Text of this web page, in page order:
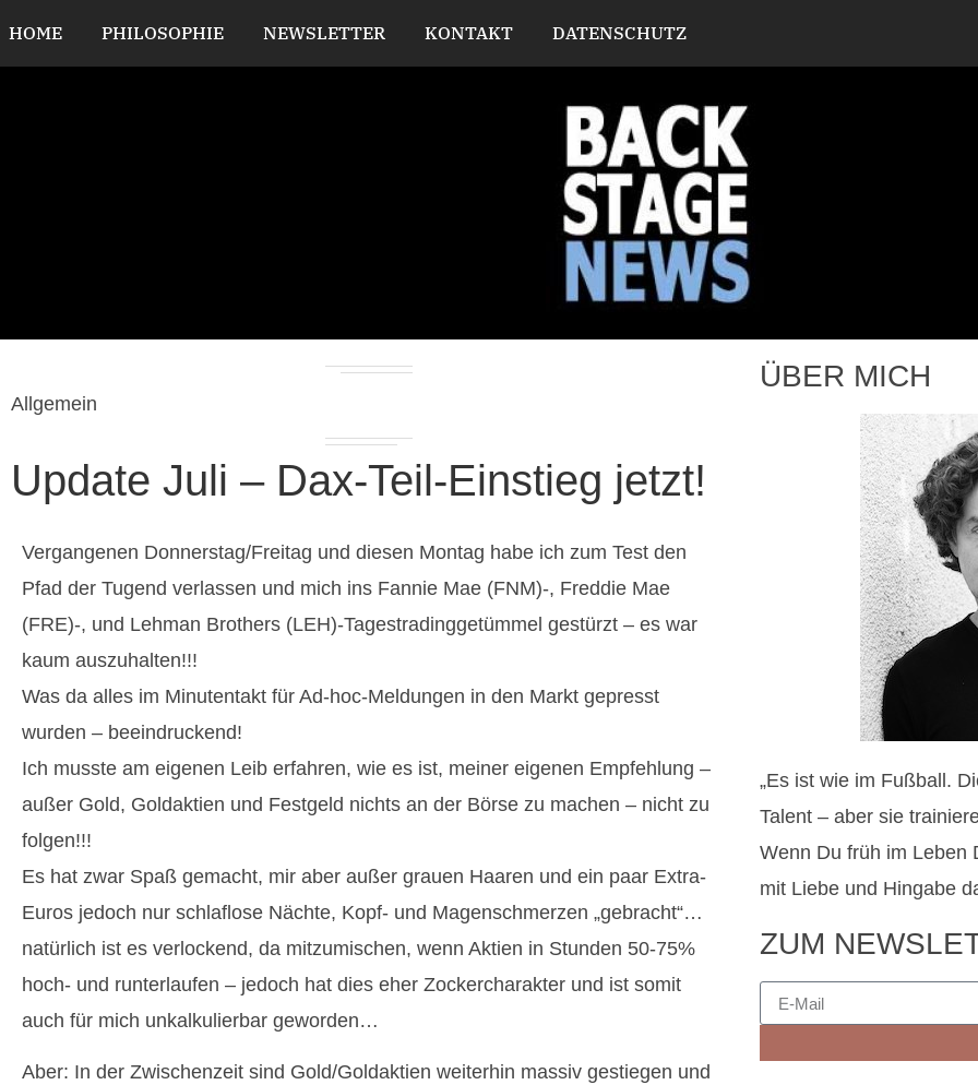
HOME PHILOSOPHIE NEWSLETTER KONTAKT DATENSCHUTZ
Allgemein
Update Juli – Dax-Teil-Einstieg jetzt!
Vergangenen Donnerstag/Freitag und diesen Montag habe ich zum Test den
Pfad der Tugend verlassen und mich ins Fannie Mae (FNM)-, Freddie Mae
(FRE)-, und Lehman Brothers (LEH)-Tagestradinggetümmel gestürzt – es war
kaum auszuhalten!!!
Was da alles im Minutentakt für Ad-hoc-Meldungen in den Markt gepresst
wurden – beeindruckend!
Ich musste am eigenen Leib erfahren, wie es ist, meiner eigenen Empfehlung –
außer Gold, Goldaktien und Festgeld nichts an der Börse zu machen – nicht zu
folgen!!!
Es hat zwar Spaß gemacht, mir aber außer grauen Haaren und ein paar Extra-
Euros jedoch nur schlaflose Nächte, Kopf- und Magenschmerzen „gebracht“…
natürlich ist es verlockend, da mitzumischen, wenn Aktien in Stunden 50-75%
hoch- und runterlaufen – jedoch hat dies eher Zockercharakter und ist somit
auch für mich unkalkulierbar geworden…
Aber: In der Zwischenzeit sind Gold/Goldaktien weiterhin massiv gestiegen und
ÜBER MICH
„Es ist wie im Fußball.
Talent – aber sie
Wenn Du früh im Leben
mit Liebe und Hingabe
ZUM